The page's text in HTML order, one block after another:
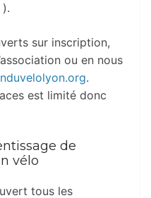
sur inscription,
ou en nous
.
est limité donc
de
vélo
tous les